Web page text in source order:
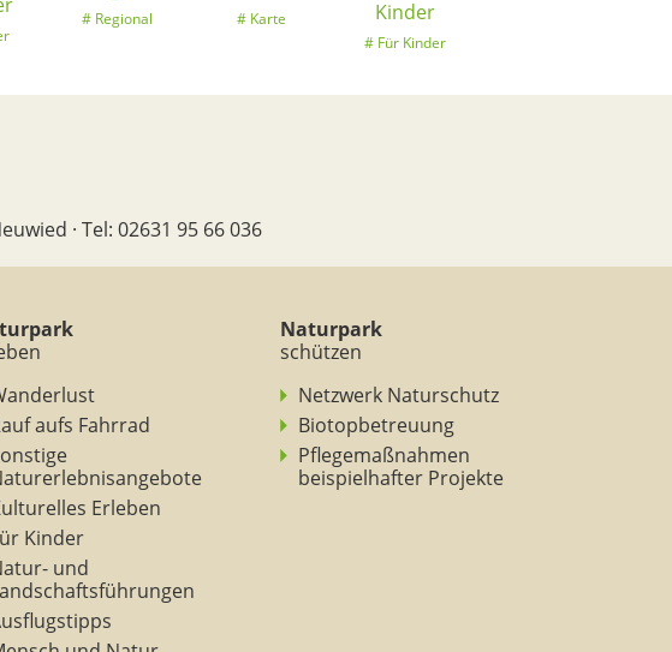
Regional
Karte
Für Kinder
· Tel: 02631 95 66 036
aufs Fahrrad
Erleben
Kinder
und
Naturpark
schützen
Netzwerk Naturschutz
Biotopbetreuung
Pflegemaßnahmen
beispielhafter Projekte